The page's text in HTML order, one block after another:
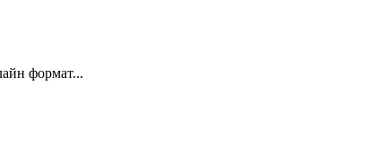
формат...